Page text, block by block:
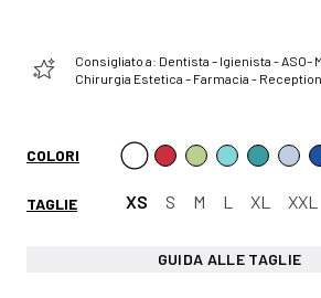
Consigliato a: Dentista – Igienista - ASO–
Chirurgia Estetica – Farmacia - Reception
COLORI
TAGLIE XS S M L XL XXL
GUIDA ALLE TAGLIE